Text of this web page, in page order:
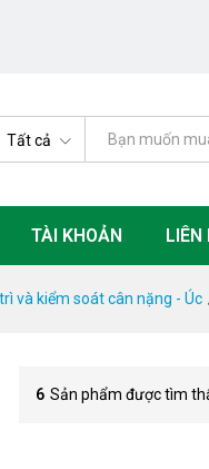
Tất cả
TÀI KHOẢN LIÊN
và kiểm soát cân nặng - Úc
6 Sản phẩm được tìm